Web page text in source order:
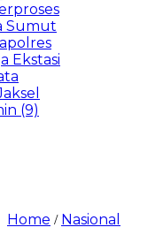
Home / Nasional